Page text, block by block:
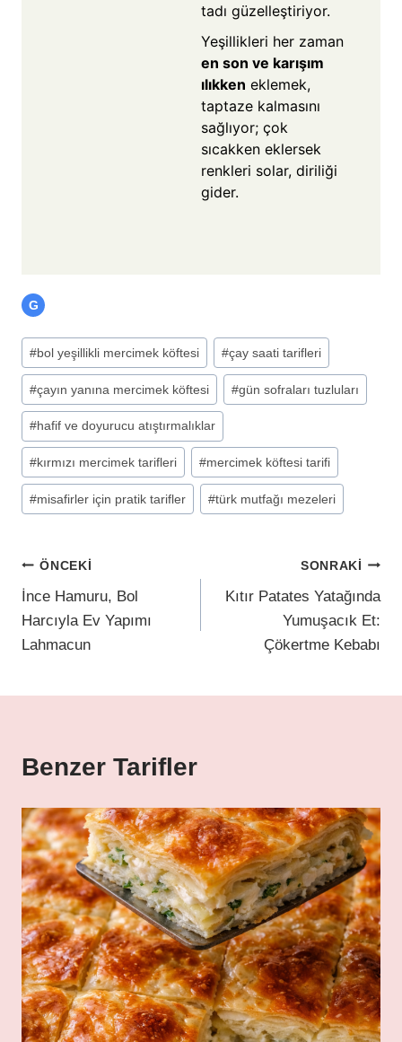
tadı güzelleştiriyor.
Yeşillikleri her zaman
en son ve karışım
ılıkken eklemek,
taptaze kalmasını
sağlıyor; çok
sıcakken eklersek
renkleri solar, diriliği
gider.
G
#bol yeşillikli mercimek köftesi #çay saati tarifleri
#çayın yanına mercimek köftesi #gün sofraları tuzluları
#hafif ve doyurucu atıştırmalıklar
#kırmızı mercimek tarifleri #mercimek köftesi tarifi
#misafirler için pratik tarifler #türk mutfağı mezeleri
ÖNCEKI
İnce Hamuru, Bol
Harcıyla Ev Yapımı
Lahmacun
SONRAKI
Kıtır Patates Yatağında
Yumuşacık Et:
Çökertme Kebabı
Benzer Tarifler